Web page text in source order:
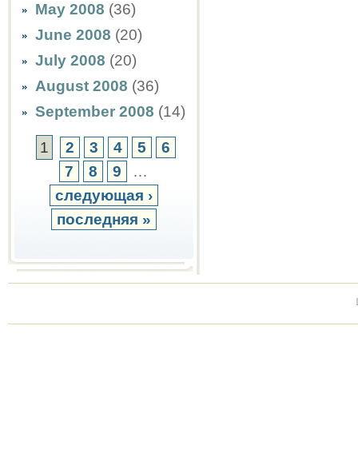
May 2008 (36)
June 2008 (20)
July 2008 (20)
August 2008 (36)
September 2008 (14)
1 2 3 4 5
6
7
8 9
…
следующая ›
последняя »